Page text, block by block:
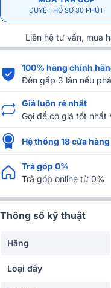
DUYỆT HỒ SƠ 30 PHÚT
Liên hệ tư vấn, mua
100% hàng chính
Đền gấp 3 lần nếu
Giá luôn rẻ nhất
Gọi để có giá tốt nhất
Hệ thống 18 cửa
Trả góp 0%
Trả góp online từ 0%
Thông số kỹ thuật
Hãng
Loại đẩy